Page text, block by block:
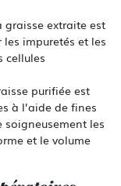
graisse extraite est
impuretés et les
cellules
purifiée est
à l’aide de fines
soigneusement les
et le volume